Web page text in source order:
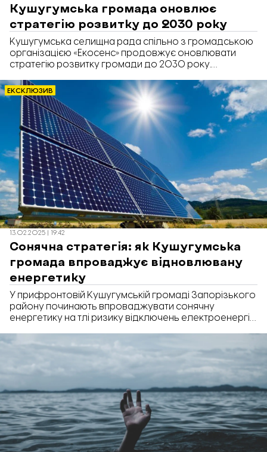
Кушугумська громада оновлює
стратегію розвитку до 2030 року
Кушугумська селищна рада спільно з громадською
організацією «Екосенс» продовжує оновлювати
стратегію розвитку громади до 2030 року.
водопостачанням, а також встановити в громаді
кілька сонячних станцій. Про це у коментарі
«Відбудові. Запоріжжя» розповіла голова ГО
«Екосенс» Тетяна Жавжарова.
ЕКСКЛЮЗИВ
13.02.2025 | 19:42
Сонячна стратегія: як Кушугумська
громада впроваджує відновлювану
енергетику
У прифронтовій Кушугумській громаді Запорізького
району починають впроваджувати сонячну
енергетику на тлі ризику відключень електроенергії
та екологічні переваги такого рішення, а також про
співпрацю з місцевими й міжнародними партнерами
«Відбудова. Запоріжжя» поспілкувалася з головою
ГО «Екосенс» Тетяною Жавжаровою та
представниками Кушугумської громади.